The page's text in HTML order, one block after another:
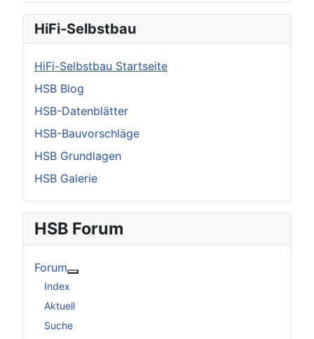
HiFi-Selbstbau
HiFi-Selbstbau Startseite
HSB Blog
HSB-Datenblätter
HSB-Bauvorschläge
HSB Grundlagen
HSB Galerie
HSB Forum
Forum
Index
Aktuell
Suche